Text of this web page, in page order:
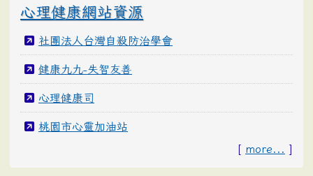
心理健康網站資源
社團法人台灣自殺防治學會
健康九九-失智友善
心理健康司
桃園市心靈加油站
[ more... ]